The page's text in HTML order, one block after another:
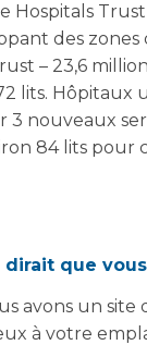
Hospitals
des zones
– 23,6
lits. Hôpitaux
nouveaux
84 lits pour
Redbridge
un
NHS
l'hôpital
dirait que
avons un
à votre